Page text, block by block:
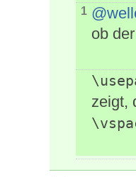
1
ob
zeigt,